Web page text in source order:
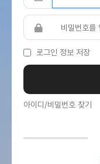
로그인 정보 저장
아이디/비밀번호 찾기